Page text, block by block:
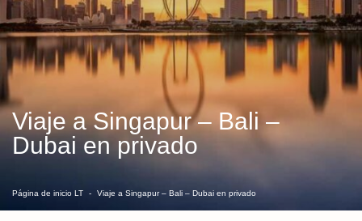
Viaje a Singapur – Bali –
Dubai en privado
Página de inicio LT Viaje a Singapur – Bali – Dubai en privado